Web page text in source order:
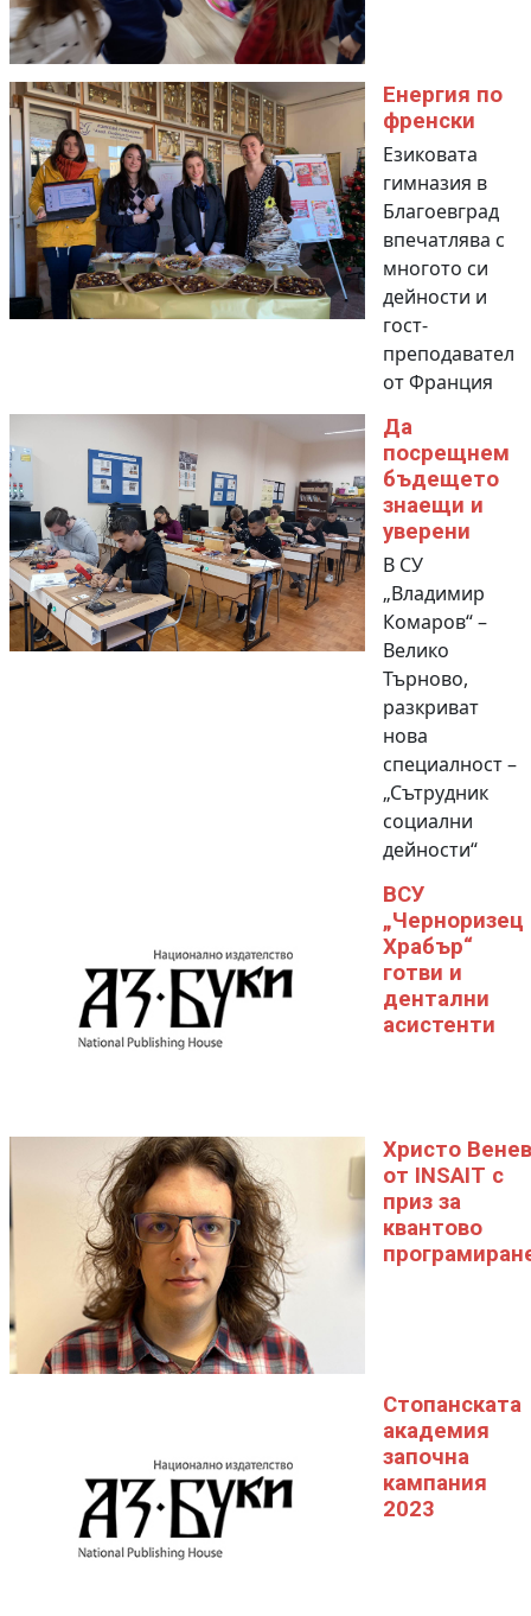
Енергия по
френски
Езиковата
гимназия в
Благоевград
впечатлява с
многото си
дейности и
гост-
преподавател
от Франция
Да
посрещнем
бъдещето
знаещи и
уверени
В СУ
„Владимир
Комаров“ –
Велико
Търново,
разкриват
нова
специалност –
„Сътрудник
социални
дейности“
ВСУ
„Черноризец
Храбър“
готви и
дентални
асистенти
Христо Венев
от INSAIT с
приз за
квантово
Стопанската
академия
започна
кампания
2023